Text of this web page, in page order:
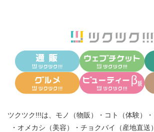
ツクツク!!!は、 モノ（物販） ・ コト（体験） ・
・ オメカシ（美容） ・ チョクバイ（産地直送）